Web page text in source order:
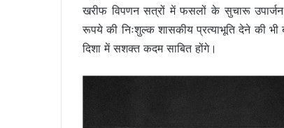
खरीफ विपणन सत्रों में फसलों के सुचारू
रूपये की निःशुल्क शासकीय प्रत्याभूति देने की
दिशा में सशक्त कदम साबित होंगे।